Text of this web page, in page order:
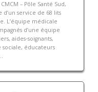
– Pôle Santé Sud,
d’un service de 68 lits
L’équipe médicale
d’une équipe
aides‑soignants,
sociale, éducateurs